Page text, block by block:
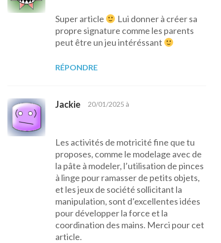
Super article
Lui donner à créer sa
propre signature comme les parents
peut être un jeu intéréssant
RÉPONDRE
Jackie 20/01/2025 à
Les activités de motricité fine que tu
proposes, comme le modelage avec de
la pâte à modeler, l’utilisation de pinces
à linge pour ramasser de petits objets,
et les jeux de société sollicitant la
manipulation, sont d’excellentes idées
pour développer la force et la
coordination des mains. Merci pour cet
article.